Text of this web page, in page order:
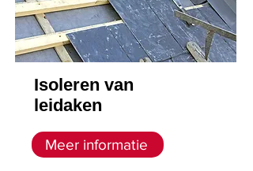
Isoleren van
leidaken
Meer informatie